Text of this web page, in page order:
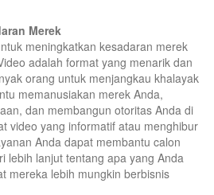
Merek
meningkatkan kesadaran merek
adalah format yang menarik dan
orang untuk menjangkau khalayak
memanusiakan merek Anda,
dan membangun otoritas Anda di
video yang informatif atau menghibur
Anda dapat membantu calon
lebih lanjut tentang apa yang Anda
mereka lebih mungkin berbisnis